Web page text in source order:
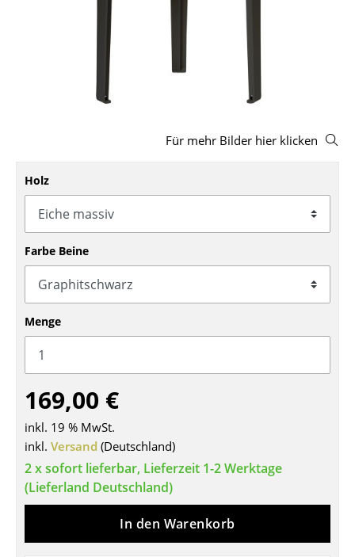
Bänke & Liegen
Schaukelstühle
Bürodrehstühle
Konferenzstühle
Bürosessel
Einzelteile
... alle Sitzmöbel
Tische
Esstische
Beistelltische
Couchtische
Schreibtische
Für mehr Bilder hier klicken
Holz
Farbe Beine
Menge
169,00 €
inkl. 19 % MwSt.
inkl. Versand (Deutschland)
2 x sofort lieferbar, Lieferzeit 1-2 Werktage
(Lieferland Deutschland)
In den Warenkorb